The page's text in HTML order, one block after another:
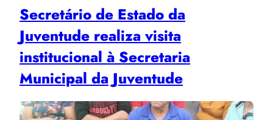
Secretário de Estado da
Juventude realiza visita
institucional à Secretaria
Municipal da Juventude